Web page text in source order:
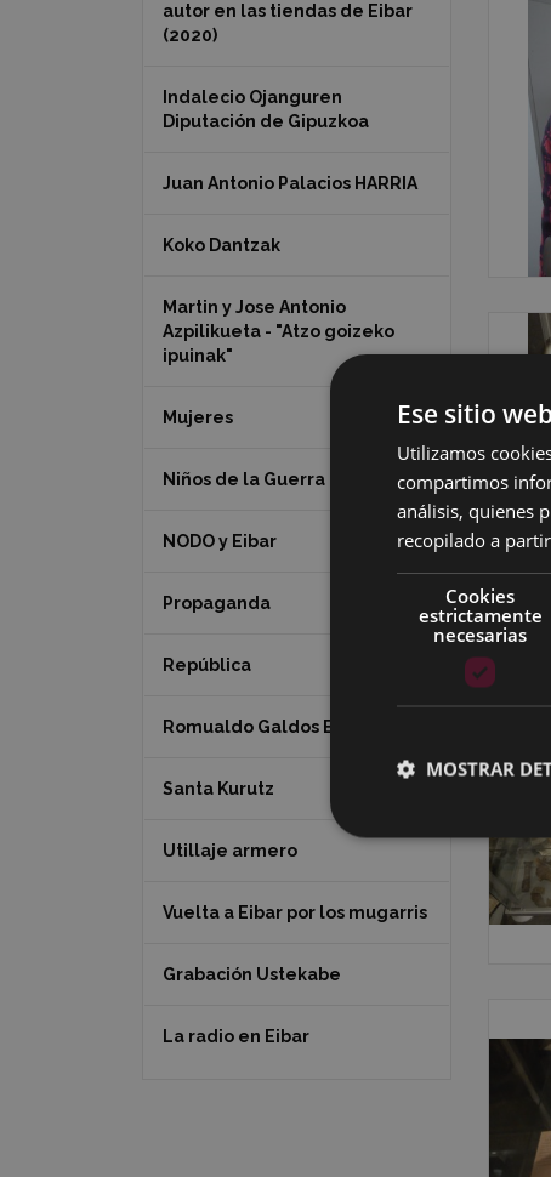
autor en las tiendas de Eibar
(2020)
Indalecio Ojanguren
Diputación de Gipuzkoa
Juan Antonio Palacios HARRIA
Koko Dantzak
Martin y Jose Antonio
Azpilikueta - "Atzo goizeko
ipuinak"
Mujeres
Niños de la Guerra
NODO y Eibar
Propaganda
República
Romualdo Galdos Baertel
Santa Kurutz
Utillaje armero
Vuelta a Eibar por los mugarris
Grabación Ustekabe
La radio en Eibar
Ese sitio
Utilizamos
compartimos
análisis, quienes
recopilado a
Cookies
estrictamente
necesarias
MOSTRAR